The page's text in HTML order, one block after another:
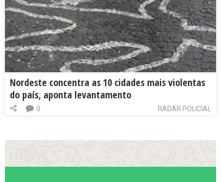
Nordeste concentra as 10 cidades mais violentas
do país, aponta levantamento
RADAR POLICIAL
0